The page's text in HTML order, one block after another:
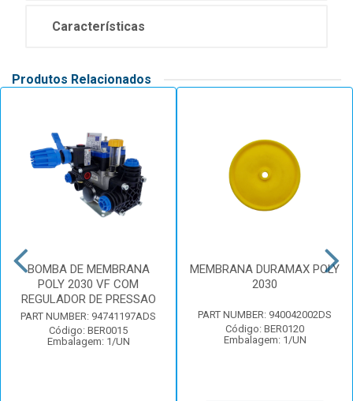
Características
Produtos Relacionados
BOMBA DE MEMBRANA
POLY 2030 VF COM
REGULADOR DE PRESSAO
PART NUMBER: 94741197ADS
Código: BER0015
Embalagem: 1/UN
MEMBRANA DURAMAX POLY
2030
PART NUMBER: 940042002DS
Código: BER0120
Embalagem: 1/UN